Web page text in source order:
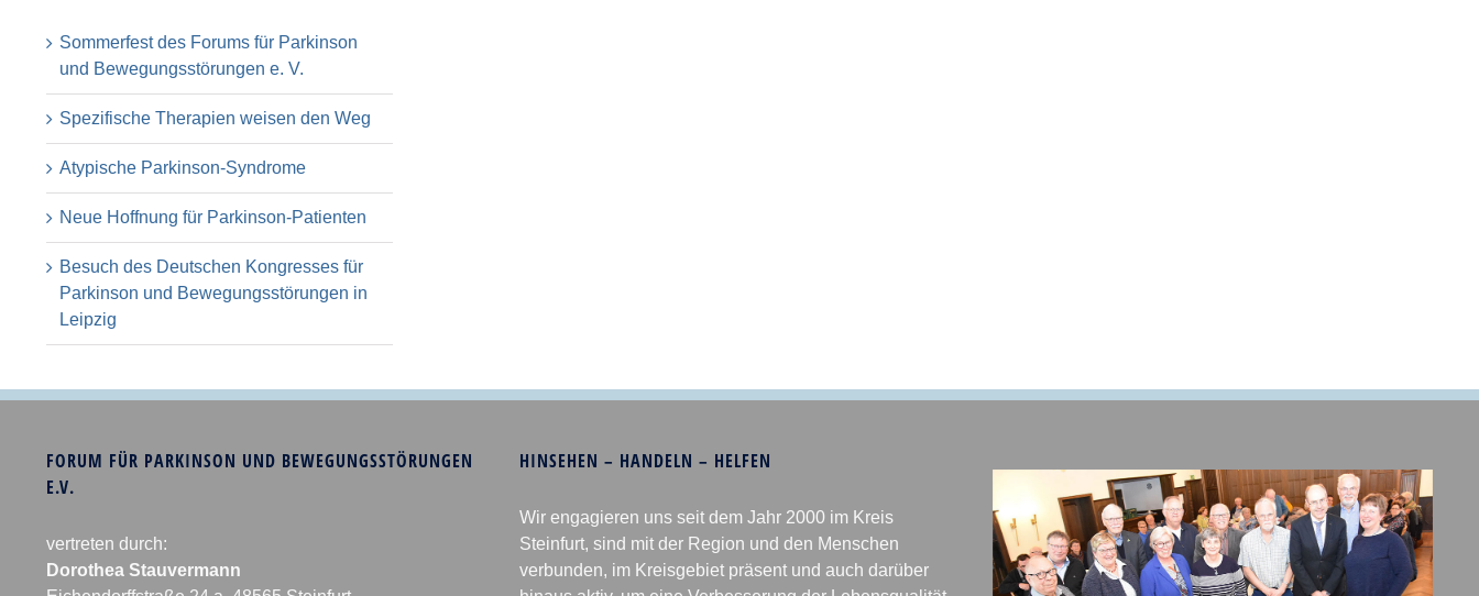
Sommerfest des Forums für Parkinson
und Bewegungsstörungen e. V.
Spezifische Therapien weisen den Weg
Atypische Parkinson-Syndrome
Neue Hoffnung für Parkinson-Patienten
Besuch des Deutschen Kongresses für
Parkinson und Bewegungsstörungen in
Leipzig
FORUM FÜR PARKINSON UND BEWEGUNGSSTÖRUNGEN
E.V.
vertreten durch:
Dorothea Stauvermann
HINSEHEN – HANDELN – HELFEN
Wir engagieren uns seit dem Jahr 2000 im Kreis
Steinfurt, sind mit der Region und den Menschen
verbunden, im Kreisgebiet präsent und auch darüber